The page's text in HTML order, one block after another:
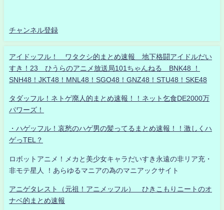
チャンネル登録
アイドッフル！ ワタクシ的まとめ速報 地下格闘アイドルだい
すき！23 ひうらのアニメ放送局101ちゃんねる BNK48 ！
SNH48！JKT48！MNL48！SGO48！GNZ48！STU48！SKE48
タダッフル！ネトゲ廃人的まとめ速報！！ネット乞食DE2000万
パワーズ！
・ハゲッフル！哀愁のハゲ男の髪ってるまとめ速報！！激しくハ
ゲっTEL？
ロボットアニメ！メカと美少女キャラだいすき永遠の非リア充・
非モテ星人 ！あらゆるマニアの為のマニアックサイト
アニゲタレスト（元祖！アニメッフル） ひきこもりニートのオ
ナベ的まとめ速報